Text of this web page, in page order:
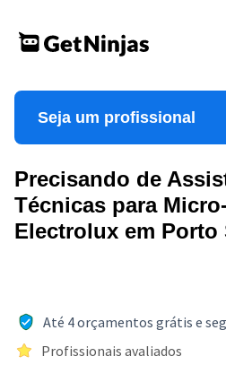
Seja um profissional
Precisando de
Técnicas para
Electrolux em Porto
Até 4 orçamentos grátis e
Profissionais avaliados